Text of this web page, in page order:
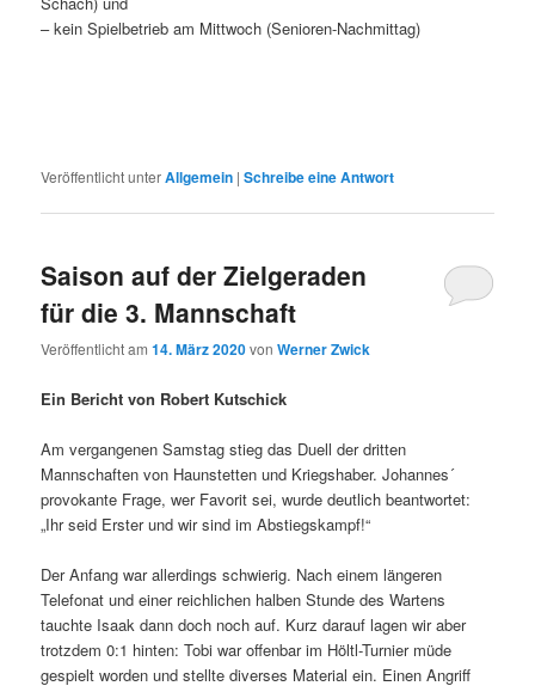
– kein Spielbetrieb am Mittwoch (Senioren-Nachmittag)
Veröffentlicht unterAllgemein |Schreibe eine Antwort
Saison auf der Zielgeraden
für die 3. Mannschaft
Veröffentlicht am14. März 2020vonWerner Zwick
Ein Bericht von Robert Kutschick
Am vergangenen Samstag stieg das Duell der dritten
Mannschaften von Haunstetten und Kriegshaber. Johannes´
provokante Frage, wer Favorit sei, wurde deutlich beantwortet:
„Ihr seid Erster und wir sind im Abstiegskampf!“
Der Anfang war allerdings schwierig. Nach einem längeren
Telefonat und einer reichlichen halben Stunde des Wartens
tauchte Isaak dann doch noch auf. Kurz darauf lagen wir aber
trotzdem 0:1 hinten: Tobi war offenbar im Höltl-Turnier müde
gespielt worden und stellte diverses Material ein. Einen Angriff